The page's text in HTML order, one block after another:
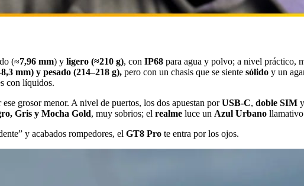
(≈7,96 mm) y ligero (≈210 g), con IP68 para agua y polvo; a nivel práctico,
mm) y pesado (214–218 g), pero con un chasis que se siente sólido y un
con líquidos.
grosor menor. A nivel de puertos, los dos apuestan porUSB-C, doble SIM y
Gris y Mocha Gold, muy sobrios; el realme luce un Azul Urbano
y acabados rompedores, el GT8 Pro te entra por los ojos.